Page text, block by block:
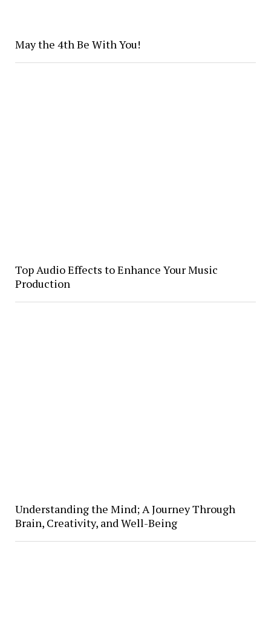
May the 4th Be With You!
Top Audio Effects to Enhance Your Music
Production
Understanding the Mind; A Journey Through
Brain, Creativity, and Well-Being